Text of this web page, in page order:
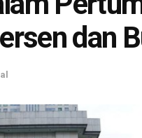
dan